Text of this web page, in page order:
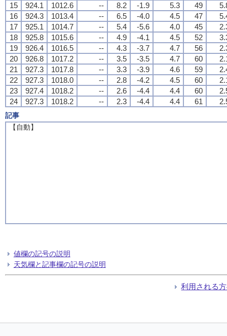
15
924.1 1012.6 -- 8.2 -1.9 5.3 49
16
924.3 1013.4 -- 6.5 -4.0 4.5 47
17
925.1 1014.7 -- 5.4 -5.6 4.0 45
18
925.8 1015.6 -- 4.9 -4.1 4.5 52
19
926.4 1016.5 -- 4.3 -3.7 4.7 56
20
926.8 1017.2 -- 3.5 -3.5 4.7 60
21
927.3 1017.8 -- 3.3 -3.9 4.6 59
22
927.3 1018.0 -- 2.8 -4.2 4.5 60
23
927.4 1018.2 -- 2.6 -4.4 4.4 60
24
927.3 1018.2 -- 2.3 -4.4 4.4 61
記事
【自動】
値欄の記号の説明
天気欄と記事欄の記号の説明
利用される